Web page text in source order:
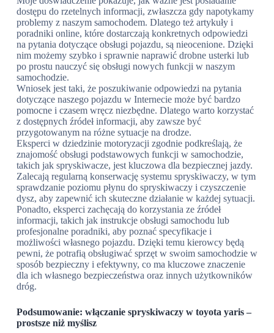
dostępu do rzetelnych informacji, zwłaszcza gdy napotykamy
problemy z naszym samochodem. Dlatego też artykuły i
poradniki online, które dostarczają konkretnych odpowiedzi
na pytania dotyczące obsługi pojazdu, są nieocenione. Dzięki
nim możemy szybko i sprawnie naprawić drobne usterki lub
po prostu nauczyć się obsługi nowych funkcji w naszym
samochodzie.
Wniosek jest taki, że poszukiwanie odpowiedzi na pytania
dotyczące naszego pojazdu w Internecie może być bardzo
pomocne i czasem wręcz niezbędne. Dlatego warto korzystać
z dostępnych źródeł informacji, aby zawsze być
przygotowanym na różne sytuacje na drodze.
Eksperci w dziedzinie motoryzacji zgodnie podkreślają, że
znajomość obsługi podstawowych funkcji w samochodzie,
takich jak spryskiwacze, jest kluczowa dla bezpiecznej jazdy.
Zalecają regularną konserwację systemu spryskiwaczy, w tym
sprawdzanie poziomu płynu do spryskiwaczy i czyszczenie
dysz, aby zapewnić ich skuteczne działanie w każdej sytuacji.
Ponadto, eksperci zachęcają do korzystania ze źródeł
informacji, takich jak instrukcje obsługi samochodu lub
profesjonalne poradniki, aby poznać specyfikacje i
możliwości własnego pojazdu. Dzięki temu kierowcy będą
pewni, że potrafią obsługiwać sprzęt w swoim samochodzie w
sposób bezpieczny i efektywny, co ma kluczowe znaczenie
dla ich własnego bezpieczeństwa oraz innych użytkowników
dróg.
Podsumowanie: włączanie spryskiwaczy w toyota yaris –
prostsze niż myślisz